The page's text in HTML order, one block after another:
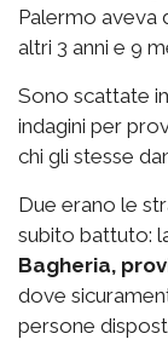
Palermo aveva
altri 3 anni e 9
Sono scattate
indagini per
chi gli stesse
Due erano le
subito battuto:
Bagheria,
dove
persone